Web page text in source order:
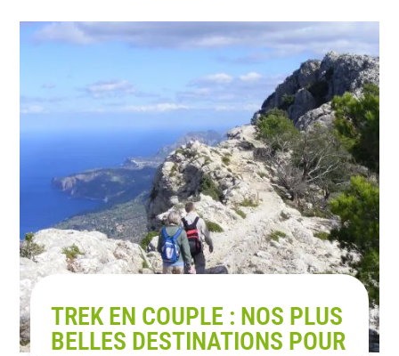
TREK EN COUPLE : NOS PLUS
BELLES DESTINATIONS POUR